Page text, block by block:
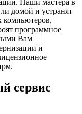
домой и устранят
компьютеров,
программное
Вам
и
сервис